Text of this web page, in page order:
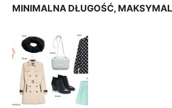
MINIMALNA DŁUGOŚĆ,